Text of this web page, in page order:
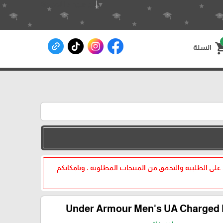
Select Language▼
السلة
الطلبية والتحقق من المنتجات المطلوبة ، وبامكانكم
Under Armour Men's UA Charged